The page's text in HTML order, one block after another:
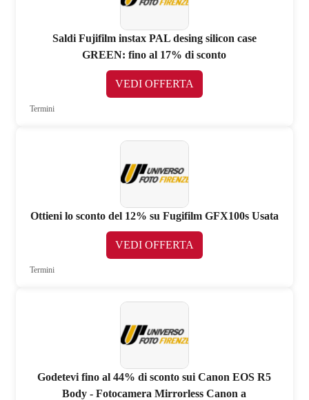
Saldi Fujifilm instax PAL desing silicon case
GREEN: fino al 17% di sconto
VEDI OFFERTA
Termini
Ottieni lo sconto del 12% su Fugifilm GFX100s Usata
VEDI OFFERTA
Termini
Godetevi fino al 44% di sconto sui Canon EOS R5
Body - Fotocamera Mirrorless Canon a